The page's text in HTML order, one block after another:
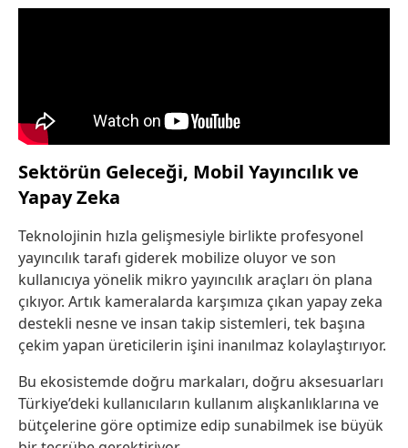
Sektörün Geleceği, Mobil Yayıncılık ve
Yapay Zeka
Teknolojinin hızla gelişmesiyle birlikte profesyonel
yayıncılık tarafı giderek mobilize oluyor ve son
kullanıcıya yönelik mikro yayıncılık araçları ön plana
çıkıyor. Artık kameralarda karşımıza çıkan yapay zeka
destekli nesne ve insan takip sistemleri, tek başına
çekim yapan üreticilerin işini inanılmaz kolaylaştırıyor.
Bu ekosistemde doğru markaları, doğru aksesuarları
Türkiye’deki kullanıcıların kullanım alışkanlıklarına ve
bütçelerine göre optimize edip sunabilmek ise büyük